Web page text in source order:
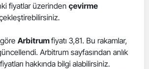
fiyatlar üzerinden çevirme
Arbitrumfiyatı 3,81. Bu rakamlar,
Arbitrum sayfasından anlık
hakkında bilgi alabilirsiniz.